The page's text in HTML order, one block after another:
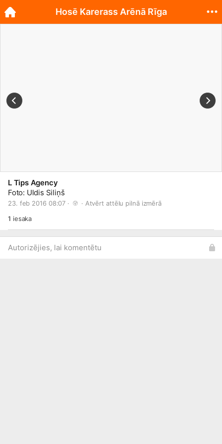
L Tips Agency
Foto: Uldis Siliņš
23. feb 2016 08:07 · · Atvērt attēlu pilnā izmērā
1 iesaka
Autorizējies, lai komentētu
Hosē Karerass Arēnā Rīga